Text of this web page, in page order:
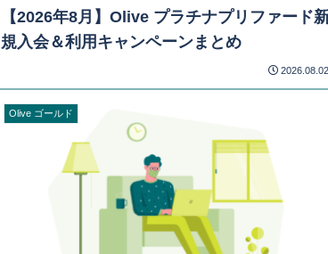
【2026年8月】Olive プラチナプリファード
規入会＆利用キャンペーンまとめ
2026.08.02
Olive ゴールド